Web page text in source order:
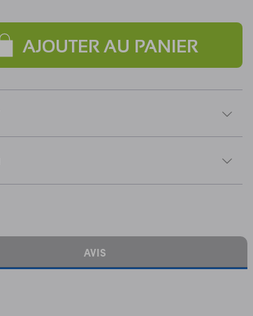
AJOUTER AU PANIER
AVIS